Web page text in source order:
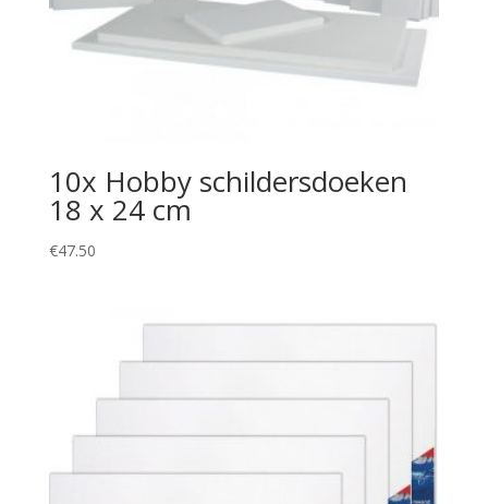
10x Hobby schildersdoeken
18 x 24 cm
€47.50